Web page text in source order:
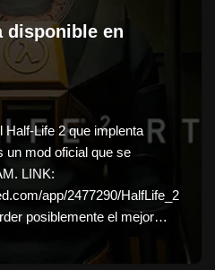
disponible en
Life 2 que implenta
un mod oficial que se
LINK:
app/2477290/HalfLife_2
posiblemente el mejor…